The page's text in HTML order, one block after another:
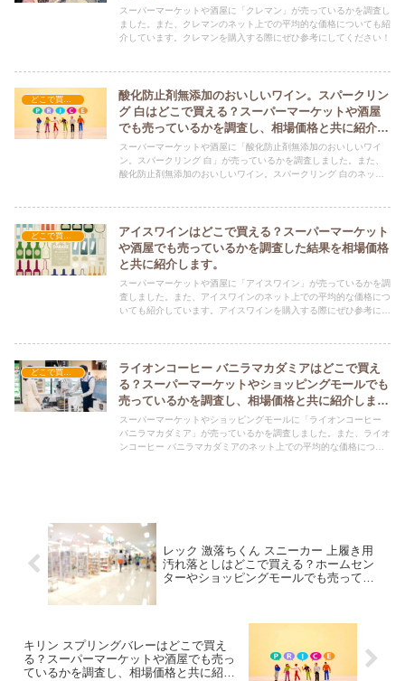
スーパーマーケットや酒屋に「クレマン」が売っているかを調査し
ました。また、クレマンのネット上での平均的な価格についても紹
介しています。クレマンを購入する際にぜひ参考にしてください！
どこで買える？-飲料・酒・ジュース
酸化防止剤無添加のおいしいワイン。スパークリン
グ 白はどこで買える？スーパーマーケットや酒屋
でも売っているかを調査し、相場価格と共に紹介し
ます。
スーパーマーケットや酒屋に「酸化防止剤無添加のおいしいワイ
ン。スパークリング 白」が売っているかを調査しました。また、
酸化防止剤無添加のおいしいワイン。スパークリング 白のネット
どこで買える？-飲料・酒・ジュース
アイスワインはどこで買える？スーパーマーケット
や酒屋でも売っているかを調査した結果を相場価格
と共に紹介します。
スーパーマーケットや酒屋に「アイスワイン」が売っているかを調
査しました。また、アイスワインのネット上での平均的な価格につ
いても紹介しています。アイスワインを購入する際にぜひ参考にし
どこで買える？-飲料・酒・ジュース
ライオンコーヒー バニラマカダミアはどこで買え
る？スーパーマーケットやショッピングモールでも
売っているかを調査し、相場価格と共に紹介しま
す。
スーパーマーケットやショッピングモールに「ライオンコーヒー
バニラマカダミア」が売っているかを調査しました。また、ライオ
ンコーヒー バニラマカダミアのネット上での平均的な価格につい
レック 激落ちくん スニーカー 上履き用
汚れ落としはどこで買える？ホームセン
ターやショッピングモールでも売ってい
キリン スプリングバレーはどこで買え
る？スーパーマーケットや酒屋でも売っ
ているかを調査し、相場価格と共に紹介